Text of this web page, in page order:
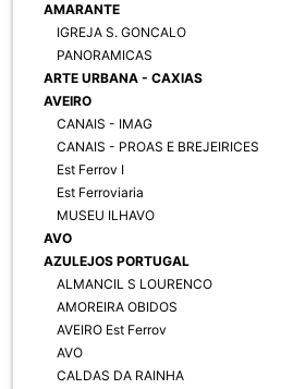
AMARANTE
IGREJA S. GONCALO
PANORAMICAS
ARTE URBANA - CAXIAS
AVEIRO
CANAIS - IMAG
CANAIS - PROAS E BREJEIRICES
Est Ferrov I
Est Ferroviaria
MUSEU ILHAVO
AVO
AZULEJOS PORTUGAL
ALMANCIL S LOURENCO
AMOREIRA OBIDOS
AVEIRO Est Ferrov
AVO
CALDAS DA RAINHA